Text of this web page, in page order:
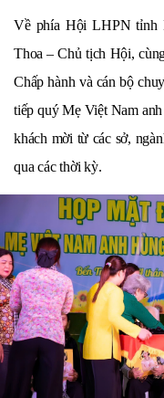
Về phía Hội LHPN tỉnh
Thoa – Chủ tịch Hội,
Chấp hành và cán bộ
tiếp quý Mẹ Việt Nam
khách mời từ các sở,
qua các thời kỳ.